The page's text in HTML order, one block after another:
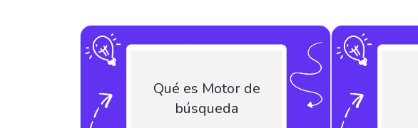
Qué es Motor de
búsqueda